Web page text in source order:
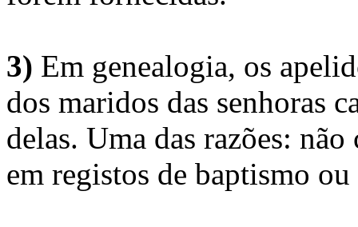
3) Em genealogia, os
dos maridos das senhoras
delas. Uma das razões:
em registos de baptismo